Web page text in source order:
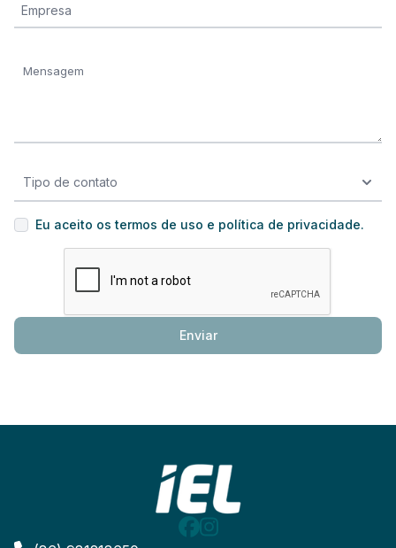
Empresa
Eu aceito os termos de uso e política de privacidade.
Enviar